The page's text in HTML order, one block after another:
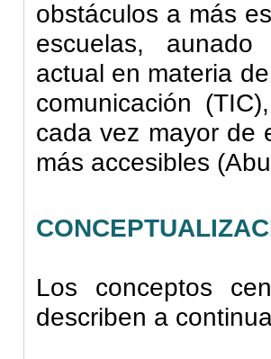
obstáculos a más
escuelas,
actual en materia
comunicación
cada vez mayor de
más accesibles
Los conceptos
describen a